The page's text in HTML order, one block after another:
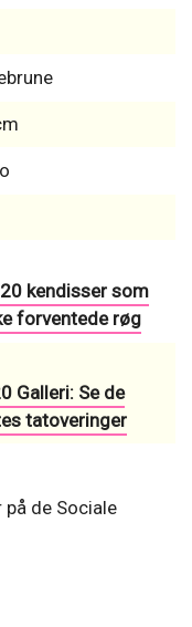
kendisser som
forventede røg
Galleri: Se de
tatoveringer
de Sociale